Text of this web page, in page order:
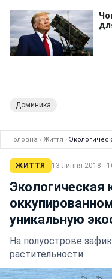
Доминика
Головна › Життя ›
ЖИТТЯ 13 липня 2018 ·
Экологическая
уникальную
На полуострове
растительности